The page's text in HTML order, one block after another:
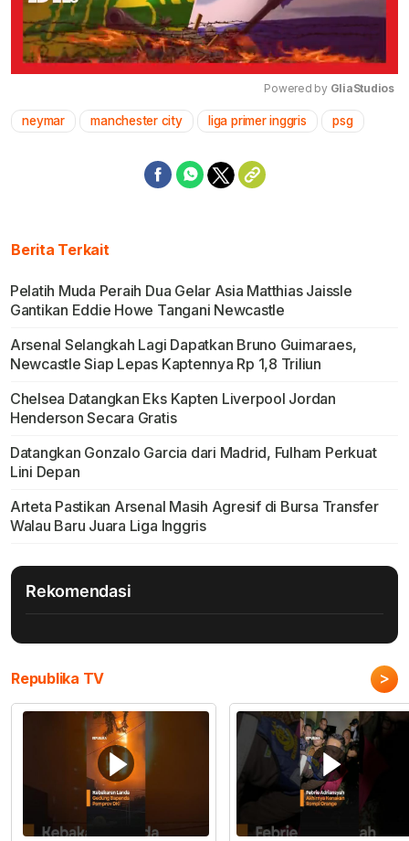
Mute
Powered by GliaStudios
neymar manchester city liga primer inggris psg
Berita Terkait
Pelatih Muda Peraih Dua Gelar Asia Matthias Jaissle
Gantikan Eddie Howe Tangani Newcastle
Arsenal Selangkah Lagi Dapatkan Bruno Guimaraes,
Newcastle Siap Lepas Kaptennya Rp 1,8 Triliun
Chelsea Datangkan Eks Kapten Liverpool Jordan
Henderson Secara Gratis
Datangkan Gonzalo Garcia dari Madrid, Fulham Perkuat
Lini Depan
Arteta Pastikan Arsenal Masih Agresif di Bursa Transfer
Walau Baru Juara Liga Inggris
Rekomendasi
Republika TV >